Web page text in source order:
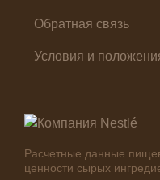
Обратная связь
Условия и
Расчетные данные
ценности сырых